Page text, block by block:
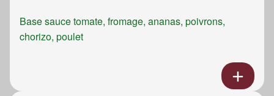
Base sauce tomate, fromage, ananas, poivrons,
chorizo, poulet